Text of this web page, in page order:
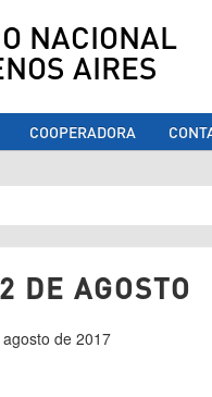
NACIONAL
AIRES
COOPERADORA
aquí
DE AGOSTO
de 2017